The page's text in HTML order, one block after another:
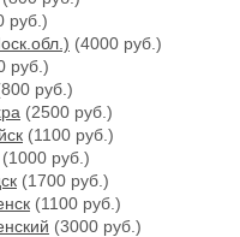
руб.)
(4000 руб.)
руб.)
руб.)
(2500 руб.)
(1100 руб.)
(1000 руб.)
(1700 руб.)
(1100 руб.)
(3000 руб.)